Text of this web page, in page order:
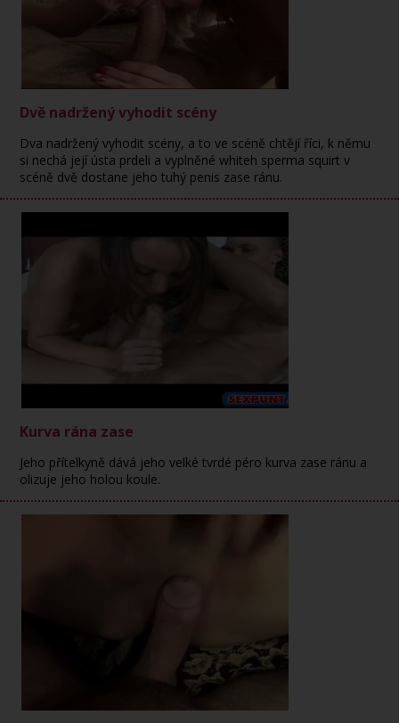
Dvě nadržený vyhodit scény
Dva nadržený vyhodit scény, a to ve scéně chtějí říci, k němu
si nechá její ústa prdeli a vyplněné whiteh sperma squirt v
scéně dvě dostane jeho tuhý penis zase ránu.
Kurva rána zase
Jeho přítelkyně dává jeho velké tvrdé péro kurva zase ránu a
olizuje jeho holou koule.